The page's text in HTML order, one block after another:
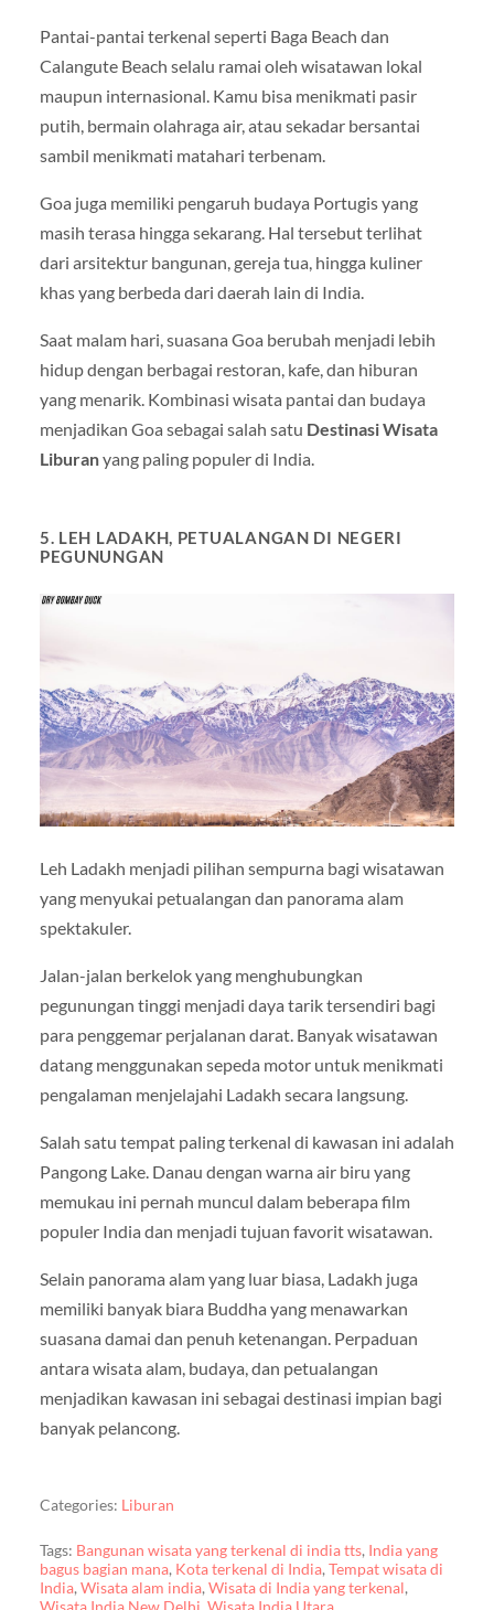
Pantai-pantai terkenal seperti Baga Beach dan
Calangute Beach selalu ramai oleh wisatawan lokal
maupun internasional. Kamu bisa menikmati pasir
putih, bermain olahraga air, atau sekadar bersantai
sambil menikmati matahari terbenam.
Goa juga memiliki pengaruh budaya Portugis yang
masih terasa hingga sekarang. Hal tersebut terlihat
dari arsitektur bangunan, gereja tua, hingga kuliner
khas yang berbeda dari daerah lain di India.
Saat malam hari, suasana Goa berubah menjadi lebih
hidup dengan berbagai restoran, kafe, dan hiburan
yang menarik. Kombinasi wisata pantai dan budaya
menjadikan Goa sebagai salah satu Destinasi Wisata
Liburanyang paling populer di India.
5. LEH LADAKH, PETUALANGAN DI NEGERI
PEGUNUNGAN
Leh Ladakh menjadi pilihan sempurna bagi wisatawan
yang menyukai petualangan dan panorama alam
spektakuler.
Jalan-jalan berkelok yang menghubungkan
pegunungan tinggi menjadi daya tarik tersendiri bagi
para penggemar perjalanan darat. Banyak wisatawan
datang menggunakan sepeda motor untuk menikmati
pengalaman menjelajahi Ladakh secara langsung.
Salah satu tempat paling terkenal di kawasan ini adalah
Pangong Lake. Danau dengan warna air biru yang
memukau ini pernah muncul dalam beberapa film
populer India dan menjadi tujuan favorit wisatawan.
Selain panorama alam yang luar biasa, Ladakh juga
memiliki banyak biara Buddha yang menawarkan
suasana damai dan penuh ketenangan. Perpaduan
antara wisata alam, budaya, dan petualangan
menjadikan kawasan ini sebagai destinasi impian bagi
banyak pelancong.
Categories: Liburan
Tags: Bangunan wisata yang terkenal di india tts, India yang
bagus bagian mana, Kota terkenal di India, Tempat wisata di
India, Wisata alam india, Wisata di India yang terkenal,
Wisata India New Delhi Wisata India Utara